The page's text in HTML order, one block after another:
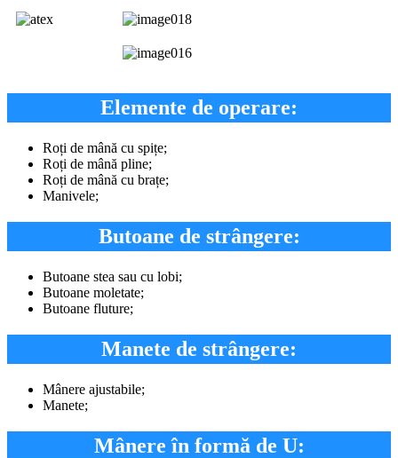
Elemente de operare:
Roți de mână cu spițe;
Roți de mână pline;
Roți de mână cu brațe;
Manivele;
Butoane de strângere:
Butoane stea sau cu lobi;
Butoane moletate;
Butoane fluture;
Manete de strângere:
Mânere ajustabile;
Manete;
Mânere în formă de U: